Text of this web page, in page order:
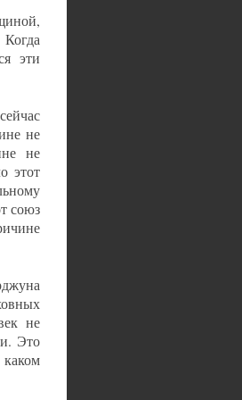
эти
не
не
этот
союз
не
Это